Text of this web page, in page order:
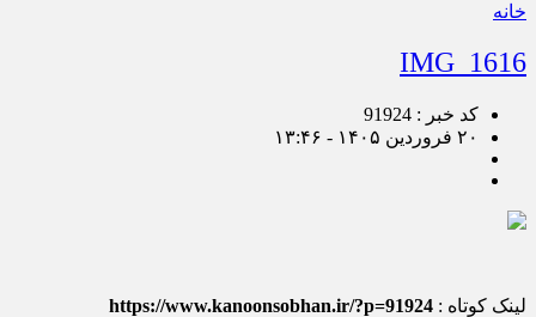
خانه
IMG_1616
کد خبر : 91924
۲۰ فروردین ۱۴۰۵ - ۱۳:۴۶
لینک کوتاه : https://www.kanoonsobhan.ir/?p=91924